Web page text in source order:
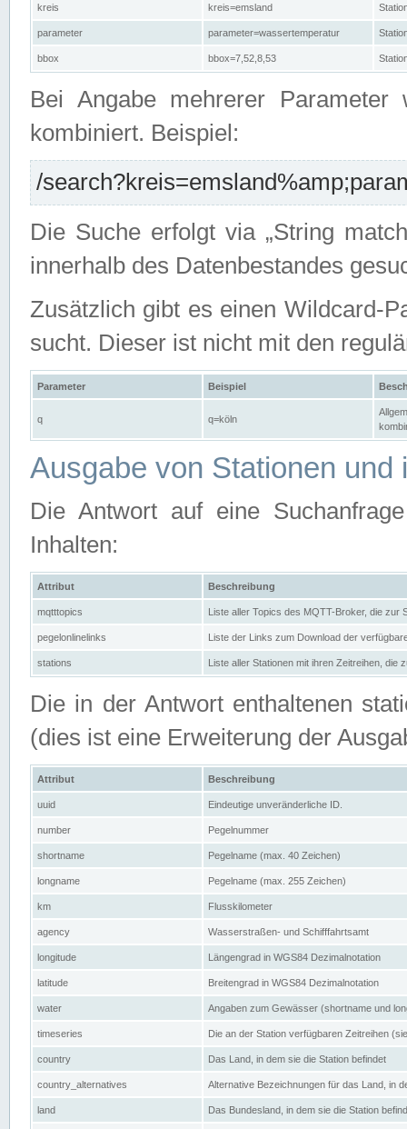
kreis kreis=emsland
parameter parameter=wassertemperatur
bbox bbox=7,52,8,53
Bei Angabe mehrerer Parameter
kombiniert. Beispiel:
/
Die Suche erfolgt via „String
innerhalb des Datenbestandes
Zusätzlich gibt es einen Wildcard-
sucht. Dieser ist nicht mit den
Parameter Beispiel
q q=köln
Ausgabe von Stationen und
Die Antwort auf eine
Inhalten:
Attribut Beschreibung
mqtttopics Liste aller Topics des MQTT-Broker, die zur
pegelonlinelinks Liste der Links zum Download der
stations Liste aller Stationen mit ihren Zeitreihen, die
Die in der Antwort enthaltenen
(dies ist eine Erweiterung der
Attribut Beschreibung
uuid Eindeutige unveränderliche ID.
number Pegelnummer
shortname Pegelname (max. 40 Zeichen)
longname Pegelname (max. 255 Zeichen)
km Flusskilometer
agency Wasserstraßen- und Schifffahrtsamt
longitude Längengrad in WGS84 Dezimalnotation
latitude Breitengrad in WGS84 Dezimalnotation
water Angaben zum Gewässer (shortname und
timeseries Die an der Station verfügbaren Zeitreihen
country Das Land, in dem sie die Station befindet
country_alternatives Alternative Bezeichnungen für das Land, in
land Das Bundesland, in dem sie die Station